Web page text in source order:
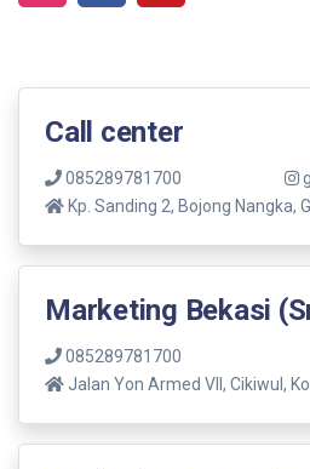
Call center
085289781700
Kp. Sanding 2, Bojong Nangka,
Marketing Bekasi
085289781700
Jalan Yon Armed VII, Cikiwul,